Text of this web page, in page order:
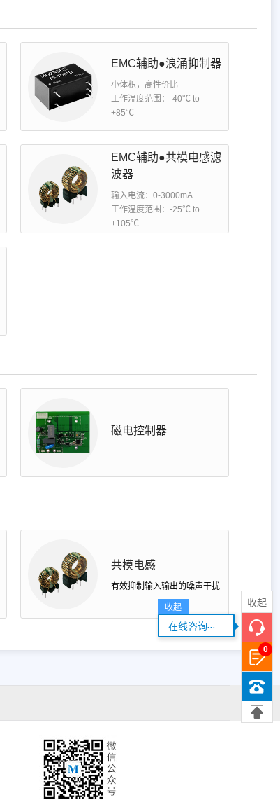
EMC辅助●浪涌抑制器
小体积，高性价比
工作温度范围：-40℃ to
+85℃
EMC辅助●共模电感滤
波器
输入电流：0-3000mA
工作温度范围：-25℃ to
+105℃
磁电控制器
共模电感
有效抑制输入输出的噪声干扰
收起
收起
在线咨询
0